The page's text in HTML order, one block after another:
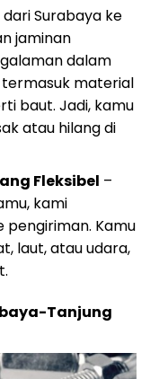
Surabaya ke
jaminan
dalam
material
baut. Jadi, kamu
atau hilang di
Fleksibel –
kami
Kamu
laut, atau udara,
Tanjung